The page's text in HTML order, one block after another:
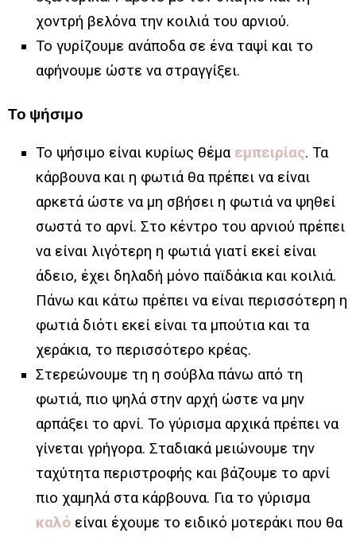
χοντρή βελόνα την κοιλιά του αρνιού.
Το γυρίζουμε ανάποδα σε ένα ταψί και το
αφήνουμε ώστε να στραγγίξει.
Το ψήσιμο
Το ψήσιμο είναι κυρίως θέμα εμπειρίας. Τα
κάρβουνα και η φωτιά θα πρέπει να είναι
αρκετά ώστε να μη σβήσει η φωτιά να ψηθεί
σωστά το αρνί. Στο κέντρο του αρνιού πρέπει
να είναι λιγότερη η φωτιά γιατί εκεί είναι
άδειο, έχει δηλαδή μόνο παϊδάκια και κοιλιά.
Πάνω και κάτω πρέπει να είναι περισσότερη η
φωτιά διότι εκεί είναι τα μπούτια και τα
χεράκια, το περισσότερο κρέας.
Στερεώνουμε τη η σούβλα πάνω από τη
φωτιά, πιο ψηλά στην αρχή ώστε να μην
αρπάξει το αρνί. Το γύρισμα αρχικά πρέπει να
γίνεται γρήγορα. Σταδιακά μειώνουμε την
ταχύτητα περιστροφής και βάζουμε το αρνί
πιο χαμηλά στα κάρβουνα. Για το γύρισμα
καλό είναι έχουμε το ειδικό μοτεράκι που θα